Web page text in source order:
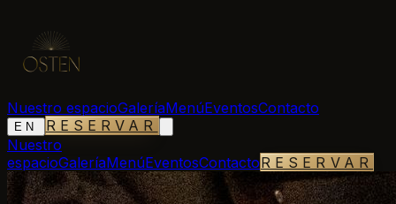
Nuestro espacioGaleríaMenúEventosContacto
EN
RESERVAR
Nuestro
espacioGaleríaMenúEventosContactoRESERVAR